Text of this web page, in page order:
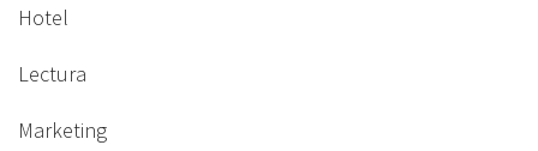
Hotel
Lectura
Marketing